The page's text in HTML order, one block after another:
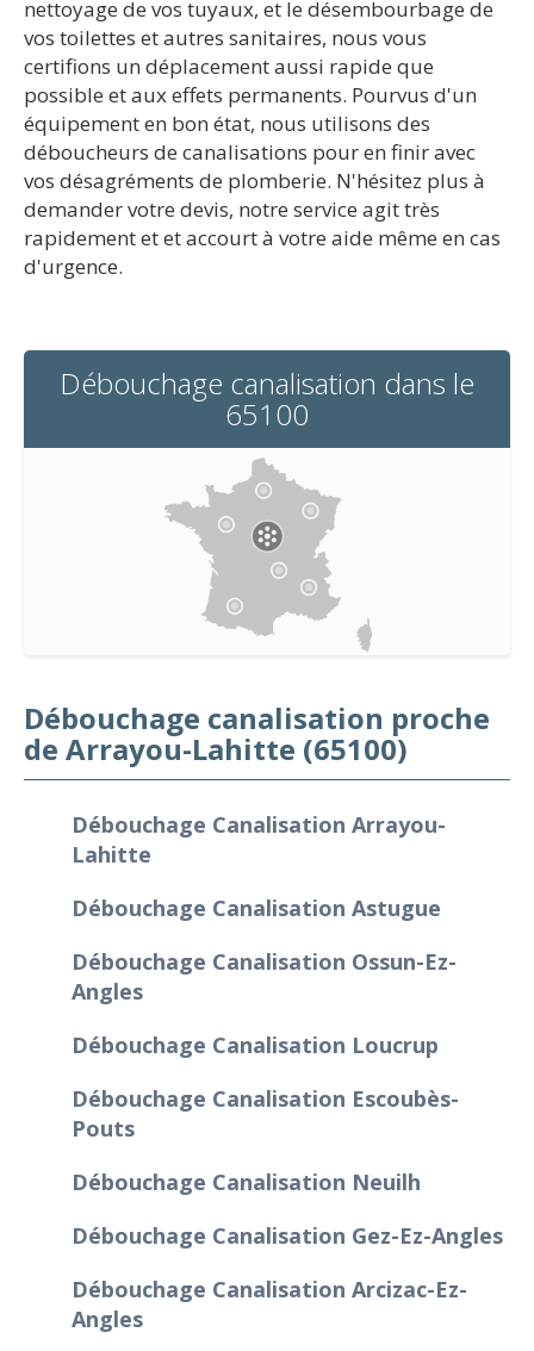
nettoyage de vos tuyaux, et le désembourbage de
vos toilettes et autres sanitaires, nous vous
certifions un déplacement aussi rapide que
possible et aux effets permanents. Pourvus d'un
équipement en bon état, nous utilisons des
déboucheurs de canalisations pour en finir avec
vos désagréments de plomberie. N'hésitez plus à
demander votre devis, notre service agit très
rapidement et et accourt à votre aide même en cas
d'urgence.
Débouchage canalisation dans le
65100
Débouchage canalisation proche
de Arrayou-Lahitte (65100)
Débouchage Canalisation Arrayou-
Lahitte
Débouchage Canalisation Astugue
Débouchage Canalisation Ossun-Ez-
Angles
Débouchage Canalisation Loucrup
Débouchage Canalisation Escoubès-
Pouts
Débouchage Canalisation Neuilh
Débouchage Canalisation Gez-Ez-Angles
Débouchage Canalisation Arcizac-Ez-
Angles